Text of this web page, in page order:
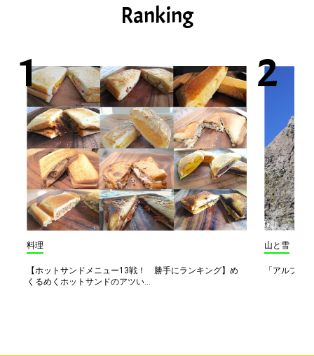
Ranking
料理
【ホットサンドメニュー13戦！ 勝手にランキング】め
くるめくホットサンドのアツい...
山と雪
「アルプス